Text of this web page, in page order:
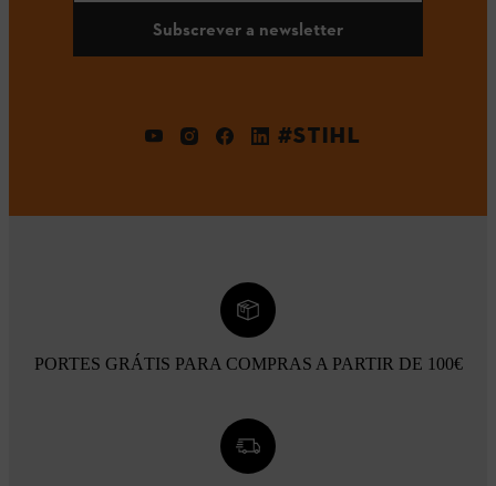
Subscrever a newsletter
#STIHL
PORTES GRÁTIS PARA COMPRAS A PARTIR DE 100€